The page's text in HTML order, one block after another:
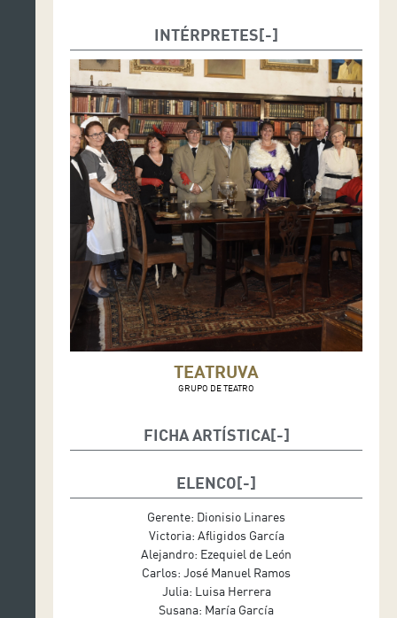
INTÉRPRETES
TEATRUVA
GRUPO DE TEATRO
FICHA ARTÍSTICA
Vestuario: Luisa Luis y grupo de Teatro Teatruva
Ayudante de dirección: Candelaria Rodríguez
Fotografía: Norberto Expósito Lorenzo
Dirección: Wame Gutiérrez
Colabora: Ayuntamiento de La Villa de La Orotava.
Conjunto Histórico Casa de los Balcones. Casa Museo
Casa de Los Balcones
Produce: Auditorio de Tenerife
ELENCO
Gerente: Dionisio Linares
Victoria: Afligidos García
Alejandro: Ezequiel de León
Carlos: José Manuel Ramos
Julia: Luisa Herrera
Susana: María García